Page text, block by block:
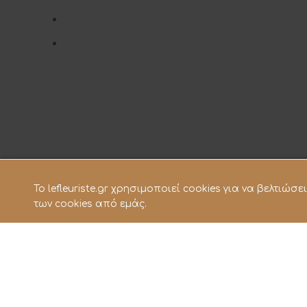
To lefleuriste.gr χρησιμοποιεί cookies για να
των cookies από εμάς.